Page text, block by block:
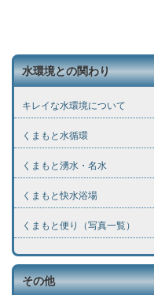
水環境との関わり
キレイな水環境について
くまもと水循環
くまもと湧水・名水
くまもと快水浴場
くまもと便り（写真一覧）
その他